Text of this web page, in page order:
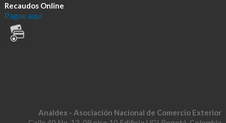
Recaudos Online
Pague aquí
Analdex - Asociación Nacional de Comercio Exterior